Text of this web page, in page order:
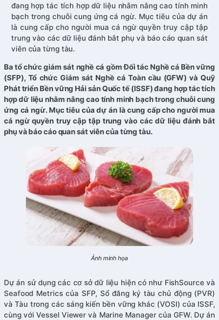
đang hợp tác tích hợp dữ liệu nhằm nâng cao tính minh
bạch trong chuỗi cung ứng cá ngừ. Mục tiêu của dự án
là cung cấp cho người mua cá ngừ quyền truy cập tập
trung vào các dữ liệu đánh bắt phụ và báo cáo quan sát
viên của từng tàu.
Ba tổ chức giám sát nghề cá gồm Đối tác Nghề cá Bền vững
(SFP), Tổ chức Giám sát Nghề cá Toàn cầu (GFW) và Quỹ
Phát triển Bền vững Hải sản Quốc tế (ISSF) đang hợp tác tích
hợp dữ liệu nhằm nâng cao tính minh bạch trong chuỗi cung
ứng cá ngừ. Mục tiêu của dự án là cung cấp cho người mua
cá ngừ quyền truy cập tập trung vào các dữ liệu đánh bắt
phụ và báo cáo quan sát viên của từng tàu.
Ảnh minh họa
Dự án sử dụng các cơ sở dữ liệu hiện có như FishSource và
Seafood Metrics của SFP, Sổ đăng ký tàu chủ động (PVR)
và Tàu trong các sáng kiến bền vững khác (VOSI) của ISSF,
cùng với Vessel Viewer và Marine Manager của GFW. Dự án